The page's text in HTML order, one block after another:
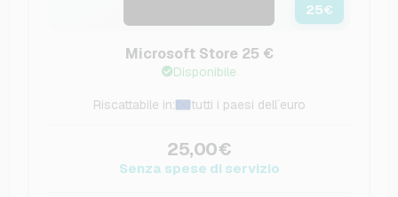
25€
Microsoft Store 25 €
Disponibile
Riscattabile in: tutti i paesi dell´euro
25,00€
Senza spese di servizio